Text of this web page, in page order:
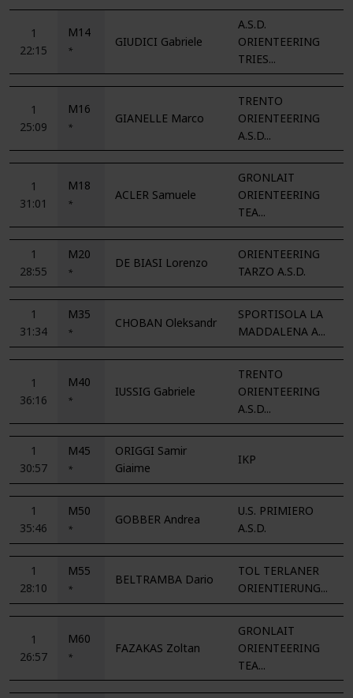
1
22:15
M14
*
GIUDICI Gabriele
A.S.D.
ORIENTEERING
TRIES...
1
25:09
M16
*
GIANELLE Marco
TRENTO
ORIENTEERING
A.S.D...
1
31:01
M18
*
ACLER Samuele
GRONLAIT
ORIENTEERING
TEA...
1
28:55
M20
*
DE BIASI Lorenzo
ORIENTEERING
TARZO A.S.D.
1
31:34
M35
*
CHOBAN Oleksandr
SPORTISOLA LA
MADDALENA A...
1
36:16
M40
*
IUSSIG Gabriele
TRENTO
ORIENTEERING
A.S.D...
1
30:57
M45
*
ORIGGI Samir
Giaime
IKP
1
35:46
M50
*
GOBBER Andrea
U.S. PRIMIERO
A.S.D.
1
28:10
M55
*
BELTRAMBA Dario
TOL TERLANER
ORIENTIERUNG...
1
26:57
M60
*
FAZAKAS Zoltan
GRONLAIT
ORIENTEERING
TEA...